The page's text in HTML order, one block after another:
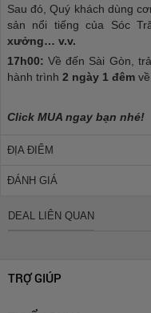
Sau đó, Quý khách dùng
sản nổi tiếng của Sóc
xưởng… v.v.
17h00: Về đến Sài Gòn,
hành trình 2 ngày 1 đêm
Click MUA ngay bạn nhé!
ĐỊA ĐIỂM
ĐÁNH GIÁ
DEAL LIÊN QUAN
TRỢ GIÚP